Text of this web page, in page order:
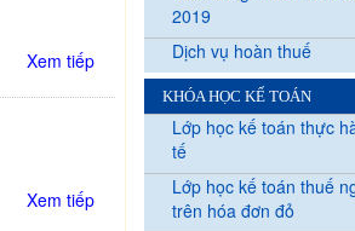
Xem tiếp
Xem tiếp
2019
Dịch vụ hoàn thuế
KHÓA HỌC KẾ TOÁN
Lớp học kế toán thực
tế
Lớp học kế toán thuế
trên hóa đơn đỏ